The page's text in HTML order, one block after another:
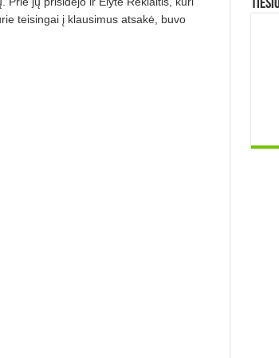
teisingai į klausimus atsakė, buvo